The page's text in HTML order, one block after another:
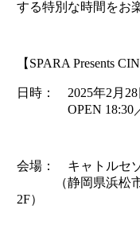
する特別な時間をお
【SPARA Presents
日時： 2025年2月28
OPEN 18:30／
会場： キャトルセ
（静岡県浜松市中
2F）